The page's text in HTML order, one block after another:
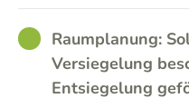
GOODRaumplanung:
Versiegelung
Entsiegelung